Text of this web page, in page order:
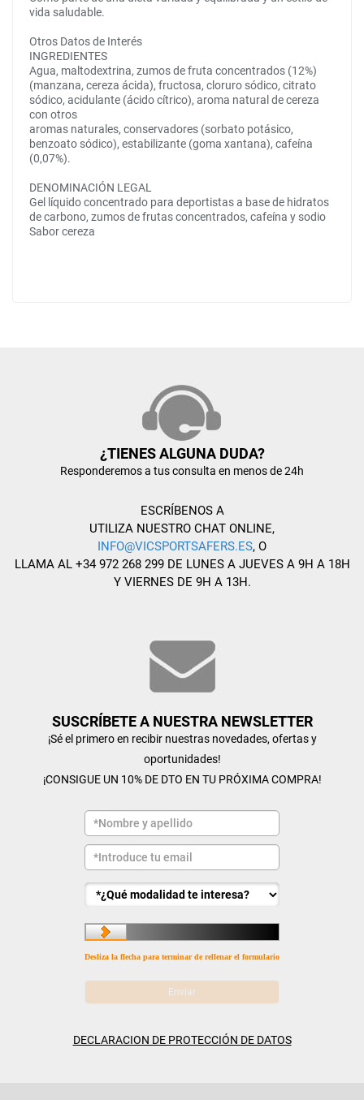
vida saludable.
Otros Datos de Interés
INGREDIENTES
Agua, maltodextrina, zumos de fruta concentrados (12%)
(manzana, cereza ácida), fructosa, cloruro sódico, citrato
sódico, acidulante (ácido cítrico), aroma natural de cereza
con otros
aromas naturales, conservadores (sorbato potásico,
benzoato sódico), estabilizante (goma xantana), cafeína
(0,07%).
DENOMINACIÓN LEGAL
Gel líquido concentrado para deportistas a base de hidratos
de carbono, zumos de frutas concentrados, cafeína y sodio
Sabor cereza
¿TIENES ALGUNA DUDA?
Responderemos a tus consulta en menos de 24h
ESCRÍBENOS A
UTILIZA NUESTRO CHAT ONLINE,
INFO@VICSPORTSAFERS.ES, O
LLAMA AL +34 972 268 299 DE LUNES A JUEVES A 9H A 18H
Y VIERNES DE 9H A 13H.
SUSCRÍBETE A NUESTRA NEWSLETTER
¡Sé el primero en recibir nuestras novedades, ofertas y
oportunidades!
¡CONSIGUE UN 10% DE DTO EN TU PRÓXIMA COMPRA!
Desliza la flecha para terminar de rellenar el formulario
DECLARACION DE PROTECCIÓN DE DATOS